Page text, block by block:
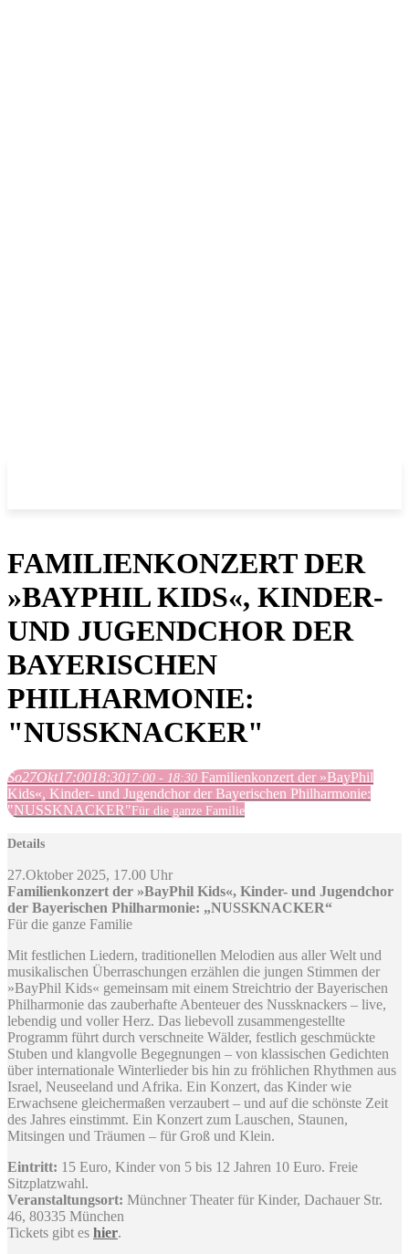
FAMILIENKONZERT DER
»BAYPHIL KIDS«, KINDER-
UND JUGENDCHOR DER
BAYERISCHEN
PHILHARMONIE:
"NUSSKNACKER"
So27Okt17:0018:3017:00 - 18:30 Familienkonzert der »BayPhil
Kids«, Kinder- und Jugendchor der Bayerischen Philharmonie:
"NUSSKNACKER"Für die ganze Familie
Details
27.Oktober 2025, 17.00 Uhr
Familienkonzert der »BayPhil Kids«, Kinder- und Jugendchor
der Bayerischen Philharmonie: „NUSSKNACKER“
Für die ganze Familie
Mit festlichen Liedern, traditionellen Melodien aus aller Welt und
musikalischen Überraschungen erzählen die jungen Stimmen der
»BayPhil Kids« gemeinsam mit einem Streichtrio der Bayerischen
Philharmonie das zauberhafte Abenteuer des Nussknackers – live,
lebendig und voller Herz. Das liebevoll zusammengestellte
Programm führt durch verschneite Wälder, festlich geschmückte
Stuben und klangvolle Begegnungen – von klassischen Gedichten
über internationale Winterlieder bis hin zu fröhlichen Rhythmen aus
Israel, Neuseeland und Afrika. Ein Konzert, das Kinder wie
Erwachsene gleichermaßen verzaubert – und auf die schönste Zeit
des Jahres einstimmt. Ein Konzert zum Lauschen, Staunen,
Mitsingen und Träumen – für Groß und Klein.
Eintritt: 15 Euro, Kinder von 5 bis 12 Jahren 10 Euro. Freie
Sitzplatzwahl.
Veranstaltungsort: Münchner Theater für Kinder, Dachauer Str.
46, 80335 München
Tickets gibt es hier.